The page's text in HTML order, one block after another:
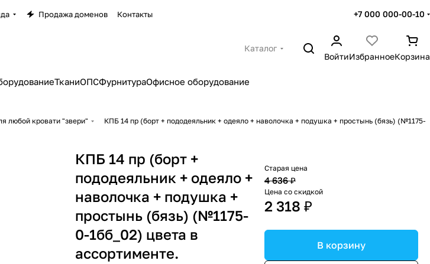
Продажа доменов Контакты +7 000 000-00-10
Каталог
ВойтиИзбранноеКорзина
ТканиОПСФурнитураОфисное оборудование
любой кровати "звери"
КПБ 14 пр (борт + пододеяльник + одеяло + наволочка + подушка + простынь (бязь) (№1175-
КПБ 14 пр (борт +
пододеяльник + одеяло +
наволочка + подушка +
простынь (бязь) (№1175-
0-1бб_02) цвета в
ассортименте.
Старая цена
4 636 ₽
Цена со скидкой
2 318 ₽
В корзину